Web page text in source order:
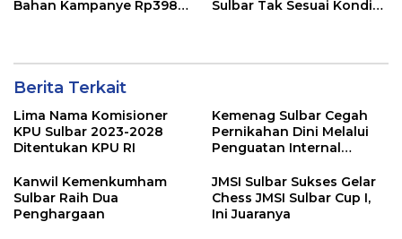
Bahan Kampanye Rp398
Sulbar Tak Sesuai Kondisi
Berita Terkait
Lima Nama Komisioner
KPU Sulbar 2023-2028
Ditentukan KPU RI
Kemenag Sulbar Cegah
Pernikahan Dini Melalui
Penguatan Internal
Kanwil Kemenkumham
Sulbar Raih Dua
Penghargaan
JMSI Sulbar Sukses Gelar
Chess JMSI Sulbar Cup I,
Ini Juaranya